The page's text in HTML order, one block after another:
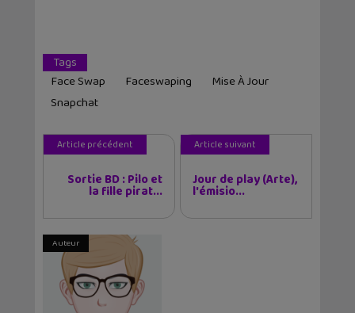
Tags
Face Swap
Faceswaping
Mise À Jour
Snapchat
Article précédent
Sortie BD : Pilo et
la fille pirat...
Article suivant
Jour de play (Arte),
l'émisio...
Auteur